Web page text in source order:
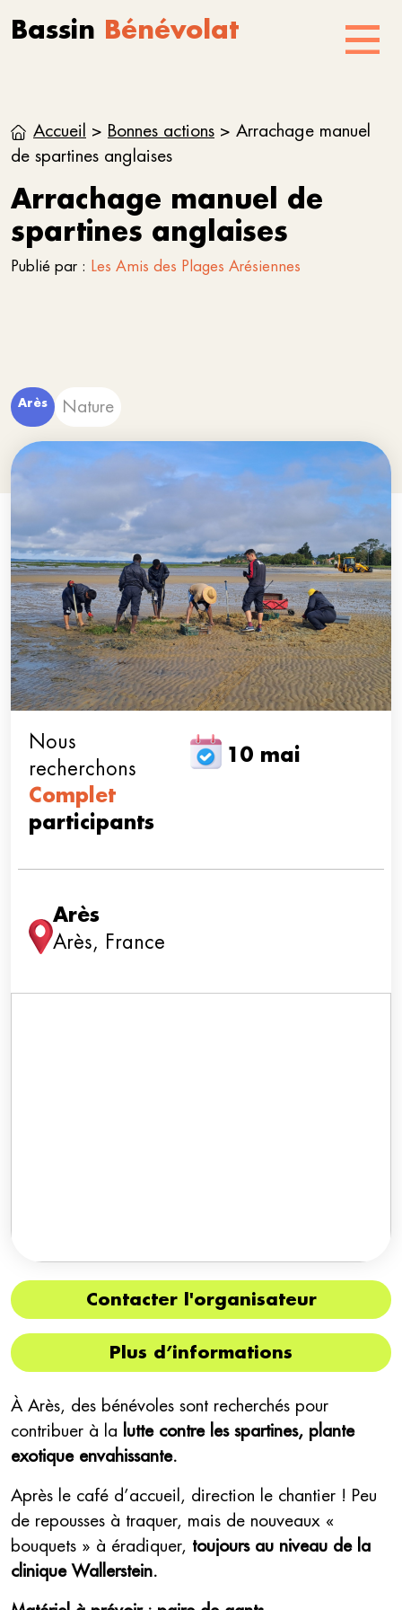
Bassin Bénévolat
Accueil > Bonnes actions > Arrachage manuel
de spartines anglaises
Arrachage manuel de
spartines anglaises
Publié par : Les Amis des Plages Arésiennes
À Arès, des bénévoles sont recherchés pour
contribuer à la
lutte contre les spartines, plante
exotique envahissante.
Après le café d’accueil, direction le chantier ! Peu
de repousses à traquer, mais de nouveaux «
bouquets » à éradiquer, toujours au niveau de la
clinique Wallerstein.
Arès Nature
Nous
recherchons
Complet
participants
10 mai
Arès
Arès, France
Contacter l'organisateur
Plus d’informations